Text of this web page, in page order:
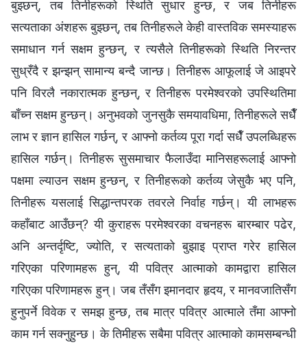
बुझ्छन्, तब तिनीहरूको स्थिति सुधार हुन्छ, र जब तिनीहरू
सत्यताका अंशहरू बुझ्छन्, तब तिनीहरूले केही वास्तविक समस्याहरू
समाधान गर्न सक्षम हुन्छन्, र त्यसैले तिनीहरूको स्थिति निरन्तर
सुध्रँदै र झन्झन् सामान्य बन्दै जान्छ। तिनीहरू आफूलाई जे आइपरे
पनि विरलै नकारात्मक हुन्छन्, र तिनीहरू परमेश्‍वरको उपस्थितिमा
बाँच्न सक्षम हुन्छन्। अनुभवको जुनसुकै समयावधिमा, तिनीहरूले सधैँ
लाभ र ज्ञान हासिल गर्छन्, र आफ्नो कर्तव्य पूरा गर्दा सधैँ उपलब्धिहरू
हासिल गर्छन्। तिनीहरू सुसमाचार फैलाउँदा मानिसहरूलाई आफ्नो
पक्षमा ल्याउन सक्षम हुन्छन्, र तिनीहरूको कर्तव्य जेसुकै भए पनि,
तिनीहरू यसलाई सिद्धान्तपरक तवरले निर्वाह गर्छन्। यी लाभहरू
कहाँबाट आउँछन्? यी कुराहरू परमेश्‍वरका वचनहरू बारम्बार पढेर,
अनि अन्तर्दृष्टि, ज्योति, र सत्यताको बुझाइ प्राप्त गरेर हासिल
गरिएका परिणामहरू हुन्, यी पवित्र आत्माको कामद्वारा हासिल
गरिएका परिणामहरू हुन्। जब तँसँग इमानदार हृदय, र मानवजातिसँग
हुनुपर्ने विवेक र समझ हुन्छ, तब मात्र पवित्र आत्माले तँमा आफ्नो
काम गर्न सक्नुहुन्छ। के तिमीहरू सबैमा पवित्र आत्माको कामसम्बन्धी